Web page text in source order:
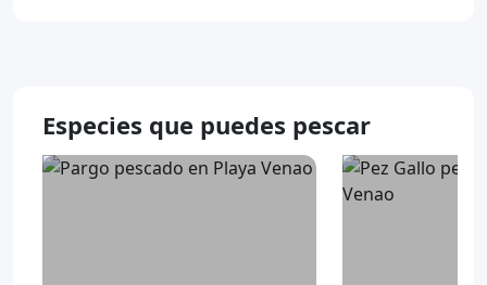
Especies que puedes pescar